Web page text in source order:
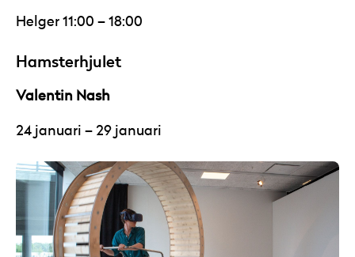
Helger 11:00 – 18:00
Hamsterhjulet
Valentin Nash
24 januari – 29 januari